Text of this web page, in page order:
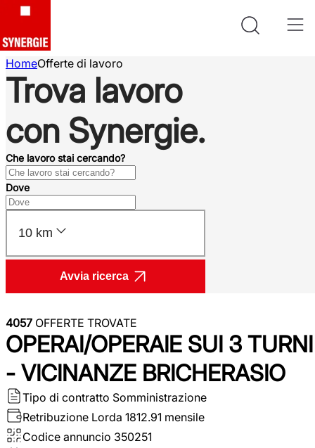
HomeOfferte di lavoro
Trova lavoro
con Synergie.
Che lavoro stai cercando?
Dove
10 km
Avvia ricerca
4057 OFFERTE TROVATE
OPERAI/OPERAIE SUI 3 TURNI
- VICINANZE BRICHERASIO
Tipo di contratto Somministrazione
Retribuzione Lorda 1812.91 mensile
Codice annuncio 350251